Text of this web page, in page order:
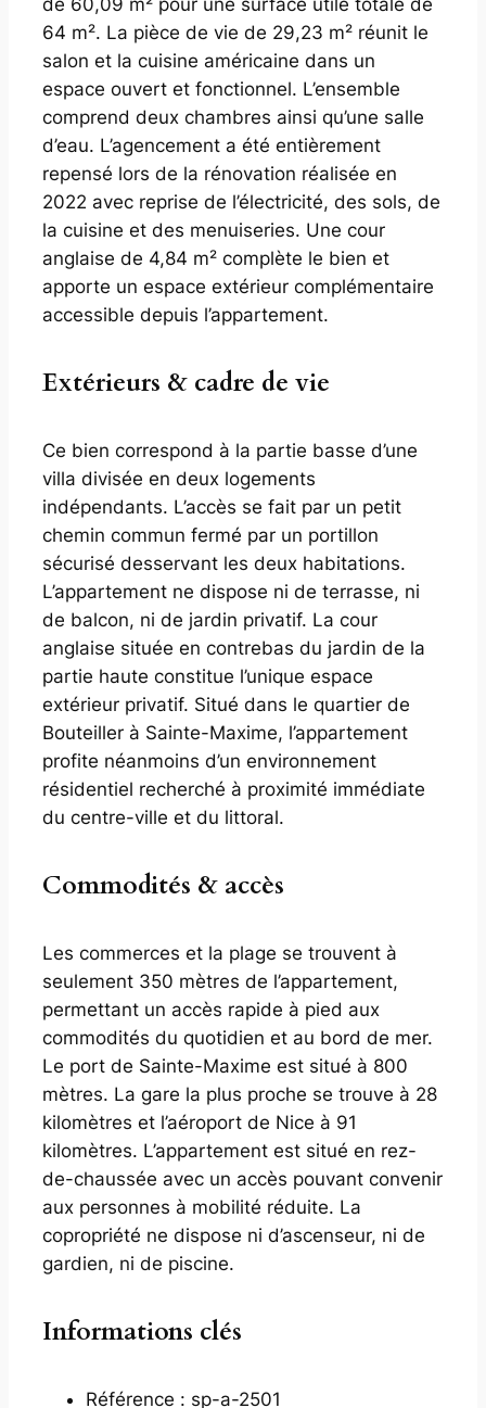
64 m². La pièce de vie de 29,23 m² réunit le
salon et la cuisine américaine dans un
espace ouvert et fonctionnel. L’ensemble
comprend deux chambres ainsi qu’une salle
d’eau. L’agencement a été entièrement
repensé lors de la rénovation réalisée en
2022 avec reprise de l’électricité, des sols, de
la cuisine et des menuiseries. Une cour
anglaise de 4,84 m² complète le bien et
apporte un espace extérieur complémentaire
accessible depuis l’appartement.
Extérieurs & cadre de vie
Ce bien correspond à la partie basse d’une
villa divisée en deux logements
indépendants. L’accès se fait par un petit
chemin commun fermé par un portillon
sécurisé desservant les deux habitations.
L’appartement ne dispose ni de terrasse, ni
de balcon, ni de jardin privatif. La cour
anglaise située en contrebas du jardin de la
partie haute constitue l’unique espace
extérieur privatif. Situé dans le quartier de
Bouteiller à Sainte-Maxime, l’appartement
profite néanmoins d’un environnement
résidentiel recherché à proximité immédiate
du centre-ville et du littoral.
Commodités & accès
Les commerces et la plage se trouvent à
seulement 350 mètres de l’appartement,
permettant un accès rapide à pied aux
commodités du quotidien et au bord de mer.
Le port de Sainte-Maxime est situé à 800
mètres. La gare la plus proche se trouve à 28
kilomètres et l’aéroport de Nice à 91
kilomètres. L’appartement est situé en rez-
de-chaussée avec un accès pouvant convenir
aux personnes à mobilité réduite. La
copropriété ne dispose ni d’ascenseur, ni de
gardien, ni de piscine.
Informations clés
Référence : sp-a-2501